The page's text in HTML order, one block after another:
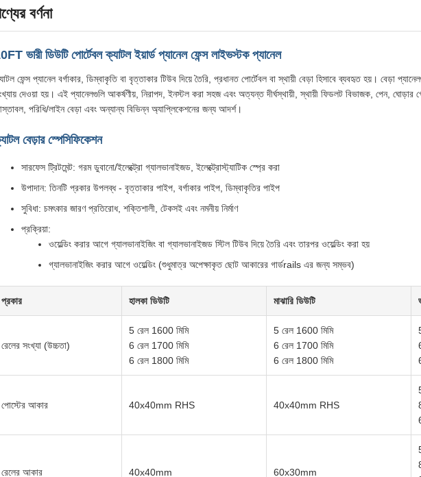
বর্ণনা
ভারী ডিউটি পোর্টেবল ক্যাটল ইয়ার্ড প্যানেল ফেন্স লাইভস্টক প্যানেল
ফেন্স প্যানেল বর্গাকার, ডিম্বাকৃতি বা বৃত্তাকার টিউব দিয়ে তৈরি, প্রধানত পোর্টেবল বা স্থায়ী বেড়া হিসাবে ব্যবহৃত হয়। বেড়া
দেওয়া হয়। এই প্যানেলগুলি আকর্ষণীয়, নিরাপদ, ইনস্টল করা সহজ এবং অত্যন্ত দীর্ঘস্থায়ী, স্থায়ী ফিডলট বিভাজক, পেন, ঘোড়ার
পরিধি/লাইন বেড়া এবং অন্যান্য বিভিন্ন অ্যাপ্লিকেশনের জন্য আদর্শ।
বেড়ার স্পেসিফিকেশন
সারফেস ট্রিটমেন্ট: গরম ডুবানো/ইলেক্ট্রো গ্যালভানাইজড, ইলেক্ট্রোস্ট্যাটিক স্প্রে করা
উপাদান: তিনটি প্রকার উপলব্ধ - বৃত্তাকার পাইপ, বর্গাকার পাইপ, ডিম্বাকৃতির পাইপ
সুবিধা: চমৎকার জারণ প্রতিরোধ, শক্তিশালী, টেকসই এবং নমনীয় নির্মাণ
প্রক্রিয়া:
ওয়েল্ডিং করার আগে গ্যালভানাইজিং বা গ্যালভানাইজড স্টিল টিউব দিয়ে তৈরি এবং তারপর ওয়েল্ডিং করা হয়
গ্যালভানাইজিং করার আগে ওয়েল্ডিং (শুধুমাত্র অপেক্ষাকৃত ছোট আকারের গার্ডrails এর জন্য সম্ভব)
প্রকার হালকা ডিউটি মাঝারি ডিউটি
রেলের সংখ্যা (উচ্চতা)
5 রেল 1600 মিমি
6 রেল 1700 মিমি
6 রেল 1800 মিমি
5 রেল 1600 মিমি
6 রেল 1700 মিমি
6 রেল 1800 মিমি
পোস্টের আকার 40x40mm RHS 40x40mm RHS
রেলের আকার 40x40mm 60x30mm